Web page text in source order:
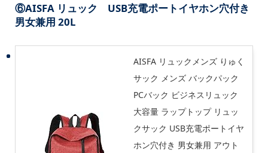
⑥AISFA リュック USB充電ポートイヤホン穴付き
男女兼用 20L
AISFA リュックメンズ りゅく
サック メンズ バックパック
PCバック ビジネスリュック
大容量 ラップトップ リュッ
クサック USB充電ポートイヤ
ホン穴付き 男女兼用 アウト